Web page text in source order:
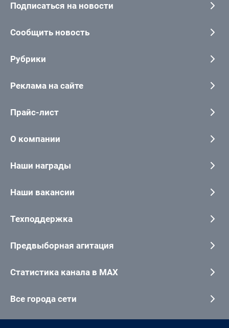
Подписаться на новости
Сообщить новость
Рубрики
Реклама на сайте
Прайс-лист
О компании
Наши награды
Наши вакансии
Техподдержка
Предвыборная агитация
Статистика канала в MAX
Все города сети